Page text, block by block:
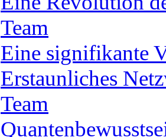
Team
Eine signifikante
Erstaunliches
Team